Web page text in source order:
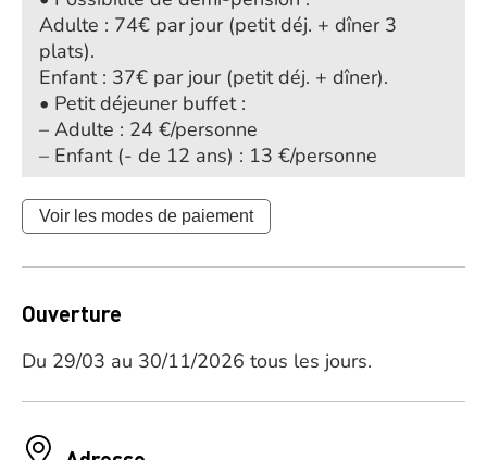
Adulte : 74€ par jour (petit déj. + dîner 3
plats).
Enfant : 37€ par jour (petit déj. + dîner).
• Petit déjeuner buffet :
– Adulte : 24 €/personne
– Enfant (- de 12 ans) : 13 €/personne
Voir les modes de paiement
Ouverture
Du 29/03 au 30/11/2026 tous les jours.